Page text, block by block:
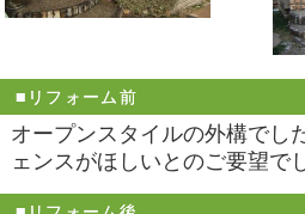
■リフォーム前
オープンスタイルの外構でし
ェンスがほしいとのご要望で